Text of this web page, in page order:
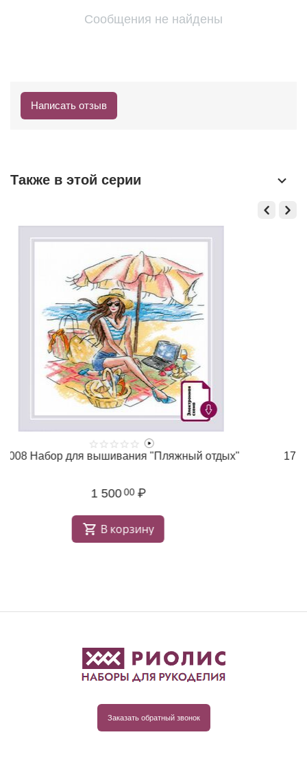
Сообщения не найдены
Написать отзыв
Также в этой серии
2008 Набор для вышивания "Пляжный отдых"
1 500
В корзину
Заказать обратный звонок